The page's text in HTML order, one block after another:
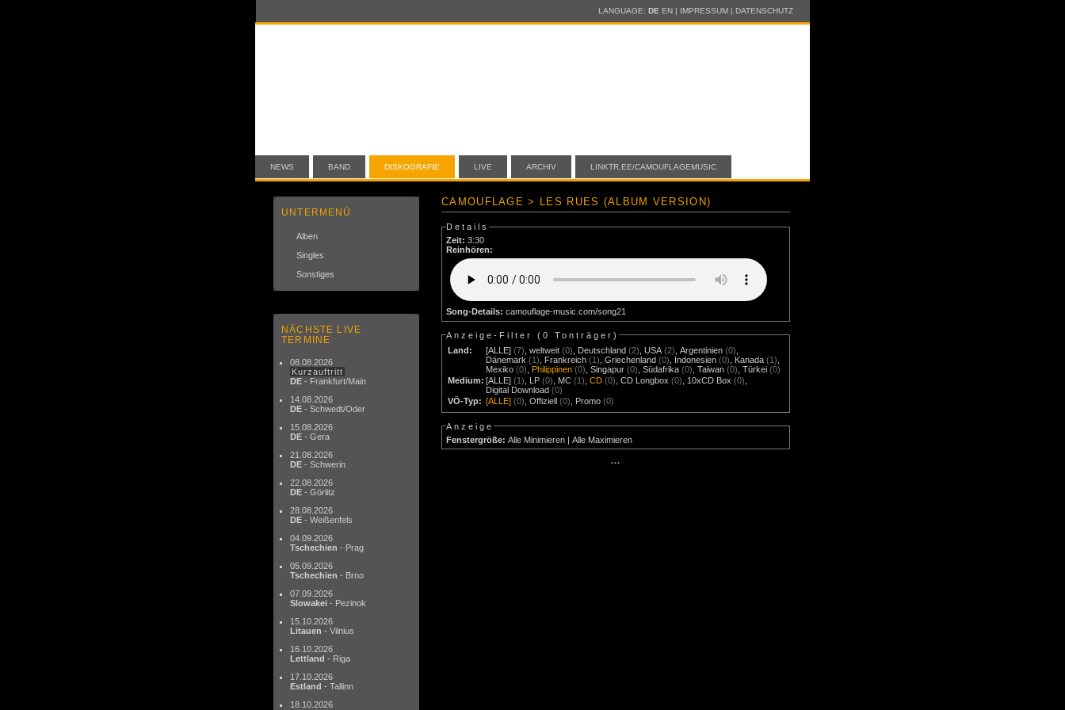
LANGUAGE: DE EN| IMPRESSUM| DATENSCHUTZ
NEWS BAND DISKOGRAFIE LIVE ARCHIV LINKTR.EE/CAMOUFLAGEMUSIC
UNTERMENÜ
Alben
Singles
Sonstiges
NÄCHSTE LIVE
TERMINE
08.08.2026
Kurzauftritt
DE - Frankfurt/Main
14.08.2026
DE - Schwedt/Oder
15.08.2026
DE - Gera
21.08.2026
DE - Schwerin
22.08.2026
DE - Görlitz
28.08.2026
DE - Weißenfels
04.09.2026
Tschechien - Prag
05.09.2026
Tschechien - Brno
07.09.2026
Slowakei - Pezinok
15.10.2026
Litauen - Vilnius
16.10.2026
Lettland - Riga
17.10.2026
Estland - Tallinn
18.10.2026
CAMOUFLAGE > LES RUES (ALBUM VERSION)
Details
Zeit: 3:30
Reinhören:
Song-Details: camouflage-music.com/song21
Anzeige-Filter (0 Tonträger)
Land:
[ALLE] (7) ,weltweit (0) Deutschland (2) ,USA (2) ,Argentinien (0)
Dänemark (1) Frankreich (1) ,Griechenland (0) Indonesien (0) Kanada (1)
Mexiko (0) Philippinen (0) ,Singapur (0) ,Südafrika (0) ,Taiwan (0) ,Türkei (0)
Medium: [ALLE] (1) LP (0) MC (1) ,CD (0) ,CD Longbox (0) 10xCD Box (0)
Digital Download (0)
VÖ-Typ: [ALLE] (0) ,Offiziell (0) Promo (0)
Anzeige
Fenstergröße: Alle Minimieren |Alle Maximieren
···